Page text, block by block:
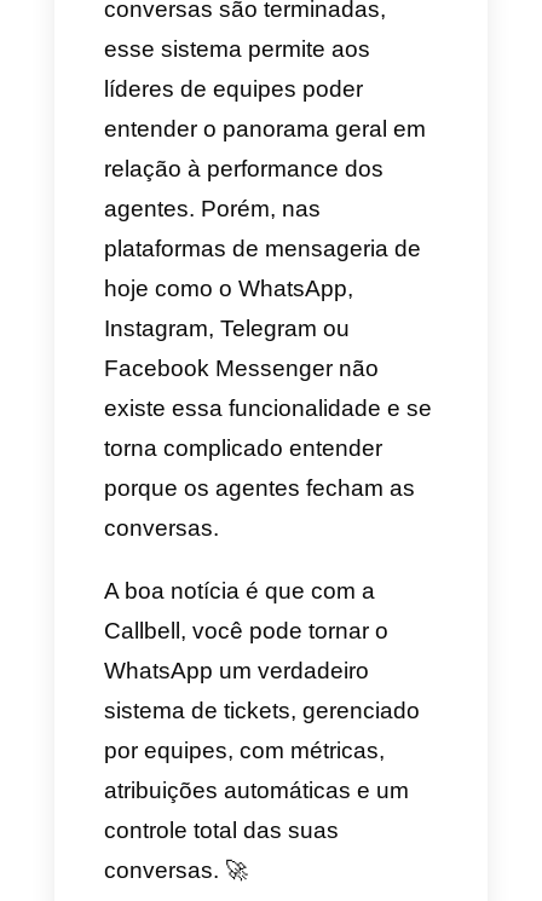
milhares de empresas poder
controlar e medir a performance
das suas conversas.
Nos call centers existem os
sistemas de tickets que
permitem medir os motivos
pelos quais as ligações e
conversas são terminadas,
esse sistema permite aos
líderes de equipes poder
relação à performance dos
agentes. Porém, nas
plataformas de mensageria de
hoje como o WhatsApp,
Instagram, Telegram ou
Facebook Messenger não